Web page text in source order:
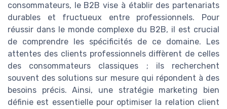
consommateurs, le B2B vise à établir des partenariats
durables et fructueux entre professionnels. Pour
réussir dans le monde complexe du B2B, il est crucial
de comprendre les spécificités de ce domaine. Les
attentes des clients professionnels diffèrent de celles
des consommateurs classiques ; ils recherchent
souvent des solutions sur mesure qui répondent à des
besoins précis. Ainsi, une stratégie marketing bien
définie est essentielle pour optimiser la relation client